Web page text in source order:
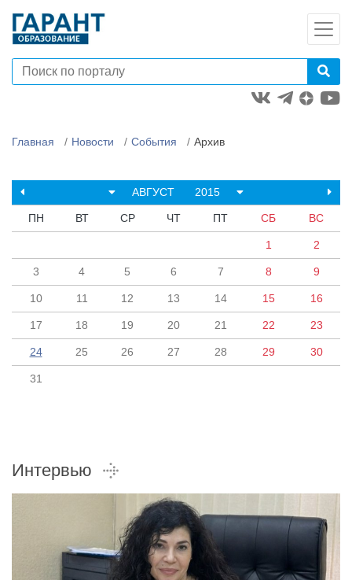
Главная Новости События Архив
АВГУСТ 2015
ПН ВТ СР ЧТ ПТ СБ ВС
1 2
3 4 5 6 7 8 9
10 11 12 13 14 15 16
17 18 19 20 21 22 23
24 25 26 27 28 29 30
31
Интервью